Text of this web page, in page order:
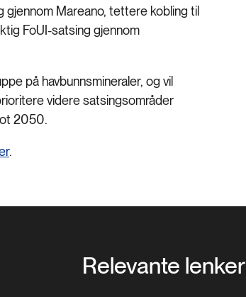
Mareano, tettere kobling til
FoUI-satsing gjennom
på havbunnsmineraler, og vil
videre satsingsområder
2050.
.
Relevante lenker